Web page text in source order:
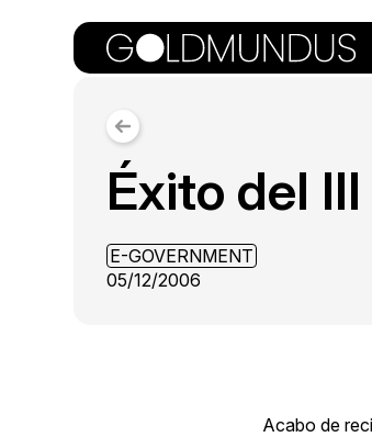
Éxito del
E-GOVERNMENT
05/12/2006
Acabo de